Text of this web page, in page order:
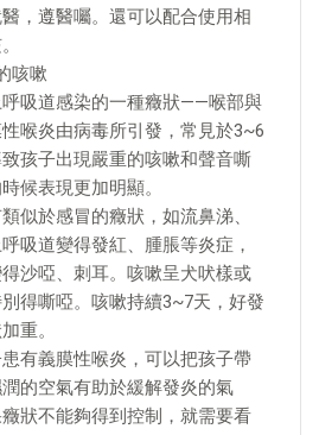
，遵醫囑。還可以配合使用相
咳嗽
吸道感染的一種癥狀——喉部與
喉炎由病毒所引發，常見於3~6
孩子出現嚴重的咳嗽和聲音嘶
候表現更加明顯。
似於感冒的癥狀，如流鼻涕、
吸道變得發紅、腫脹等炎症，
沙啞、刺耳。咳嗽呈犬吠樣或
得嘶啞。咳嗽持續3~7天，好發
重。
有義膜性喉炎，可以把孩子帶
的空氣有助於緩解發炎的氣
狀不能夠得到控制，就需要看